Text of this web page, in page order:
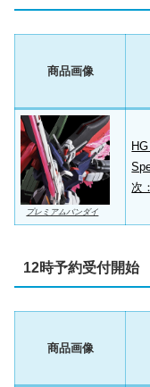
商品画像
プレミアムバンダイ
次
12時予約受付開始
商品画像